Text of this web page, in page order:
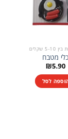
שקלים
כלי מטבח
₪5.90
לסל